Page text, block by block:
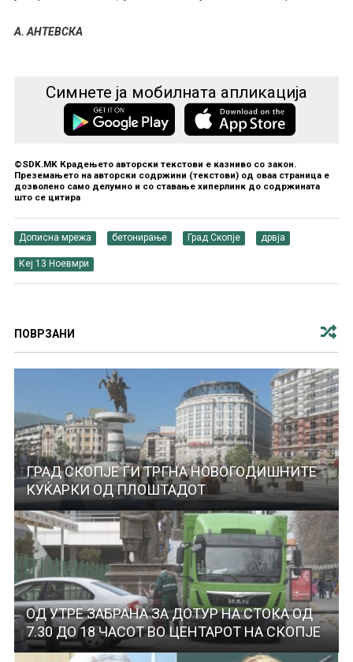
А. АНТЕВСКА
Симнете ја мобилната апликација
©SDK.MK Крадењето авторски текстови е казниво со закон.
Преземањето на авторски содржини (текстови) од оваа страница е
дозволено само делумно и со ставање хиперлинк до содржината
што се цитира
Дописна мрежа бетонирање Град Скопје дрвја
Кеј 13 Ноевмри
ПОВРЗАНИ
ГРАД СКОПЈЕ ГИ ТРГНА НОВОГОДИШНИТЕ
КУЌАРКИ ОД ПЛОШТАДОТ
ОД УТРЕ ЗАБРАНА ЗА ДОТУР НА СТОКА ОД
7.30 ДО 18 ЧАСОТ ВО ЦЕНТАРОТ НА СКОПЈЕ